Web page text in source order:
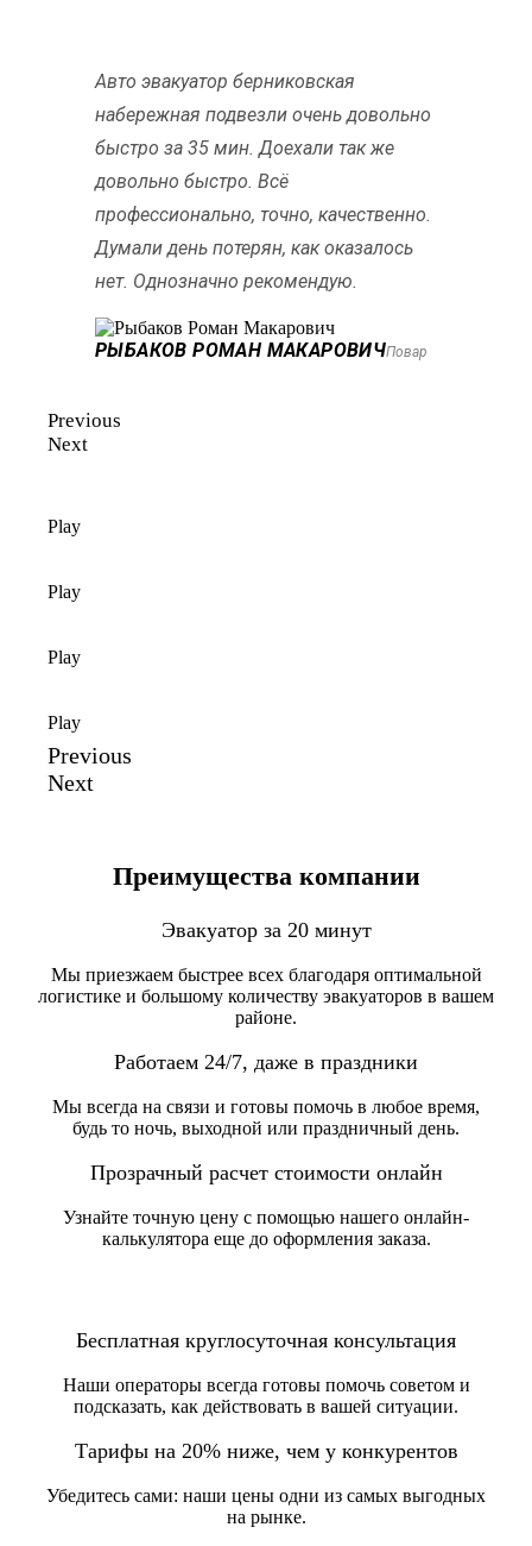
Авто эвакуатор берниковская
набережная подвезли очень довольно
быстро за 35 мин. Доехали так же
довольно быстро. Всё
профессионально, точно, качественно.
Думали день потерян, как оказалось
нет. Однозначно рекомендую.
РЫБАКОВ РОМАН МАКАРОВИЧПовар
Previous
Next
Play
Play
Play
Play
Previous
Next
Преимущества компании
Эвакуатор за 20 минут
Мы приезжаем быстрее всех благодаря оптимальной
логистике и большому количеству эвакуаторов в вашем
районе.
Работаем 24/7, даже в праздники
Мы всегда на связи и готовы помочь в любое время,
будь то ночь, выходной или праздничный день.
Прозрачный расчет стоимости онлайн
Узнайте точную цену с помощью нашего онлайн-
калькулятора еще до оформления заказа.
Бесплатная круглосуточная консультация
Наши операторы всегда готовы помочь советом и
подсказать, как действовать в вашей ситуации.
Тарифы на 20% ниже, чем у конкурентов
Убедитесь сами: наши цены одни из самых выгодных
на рынке.